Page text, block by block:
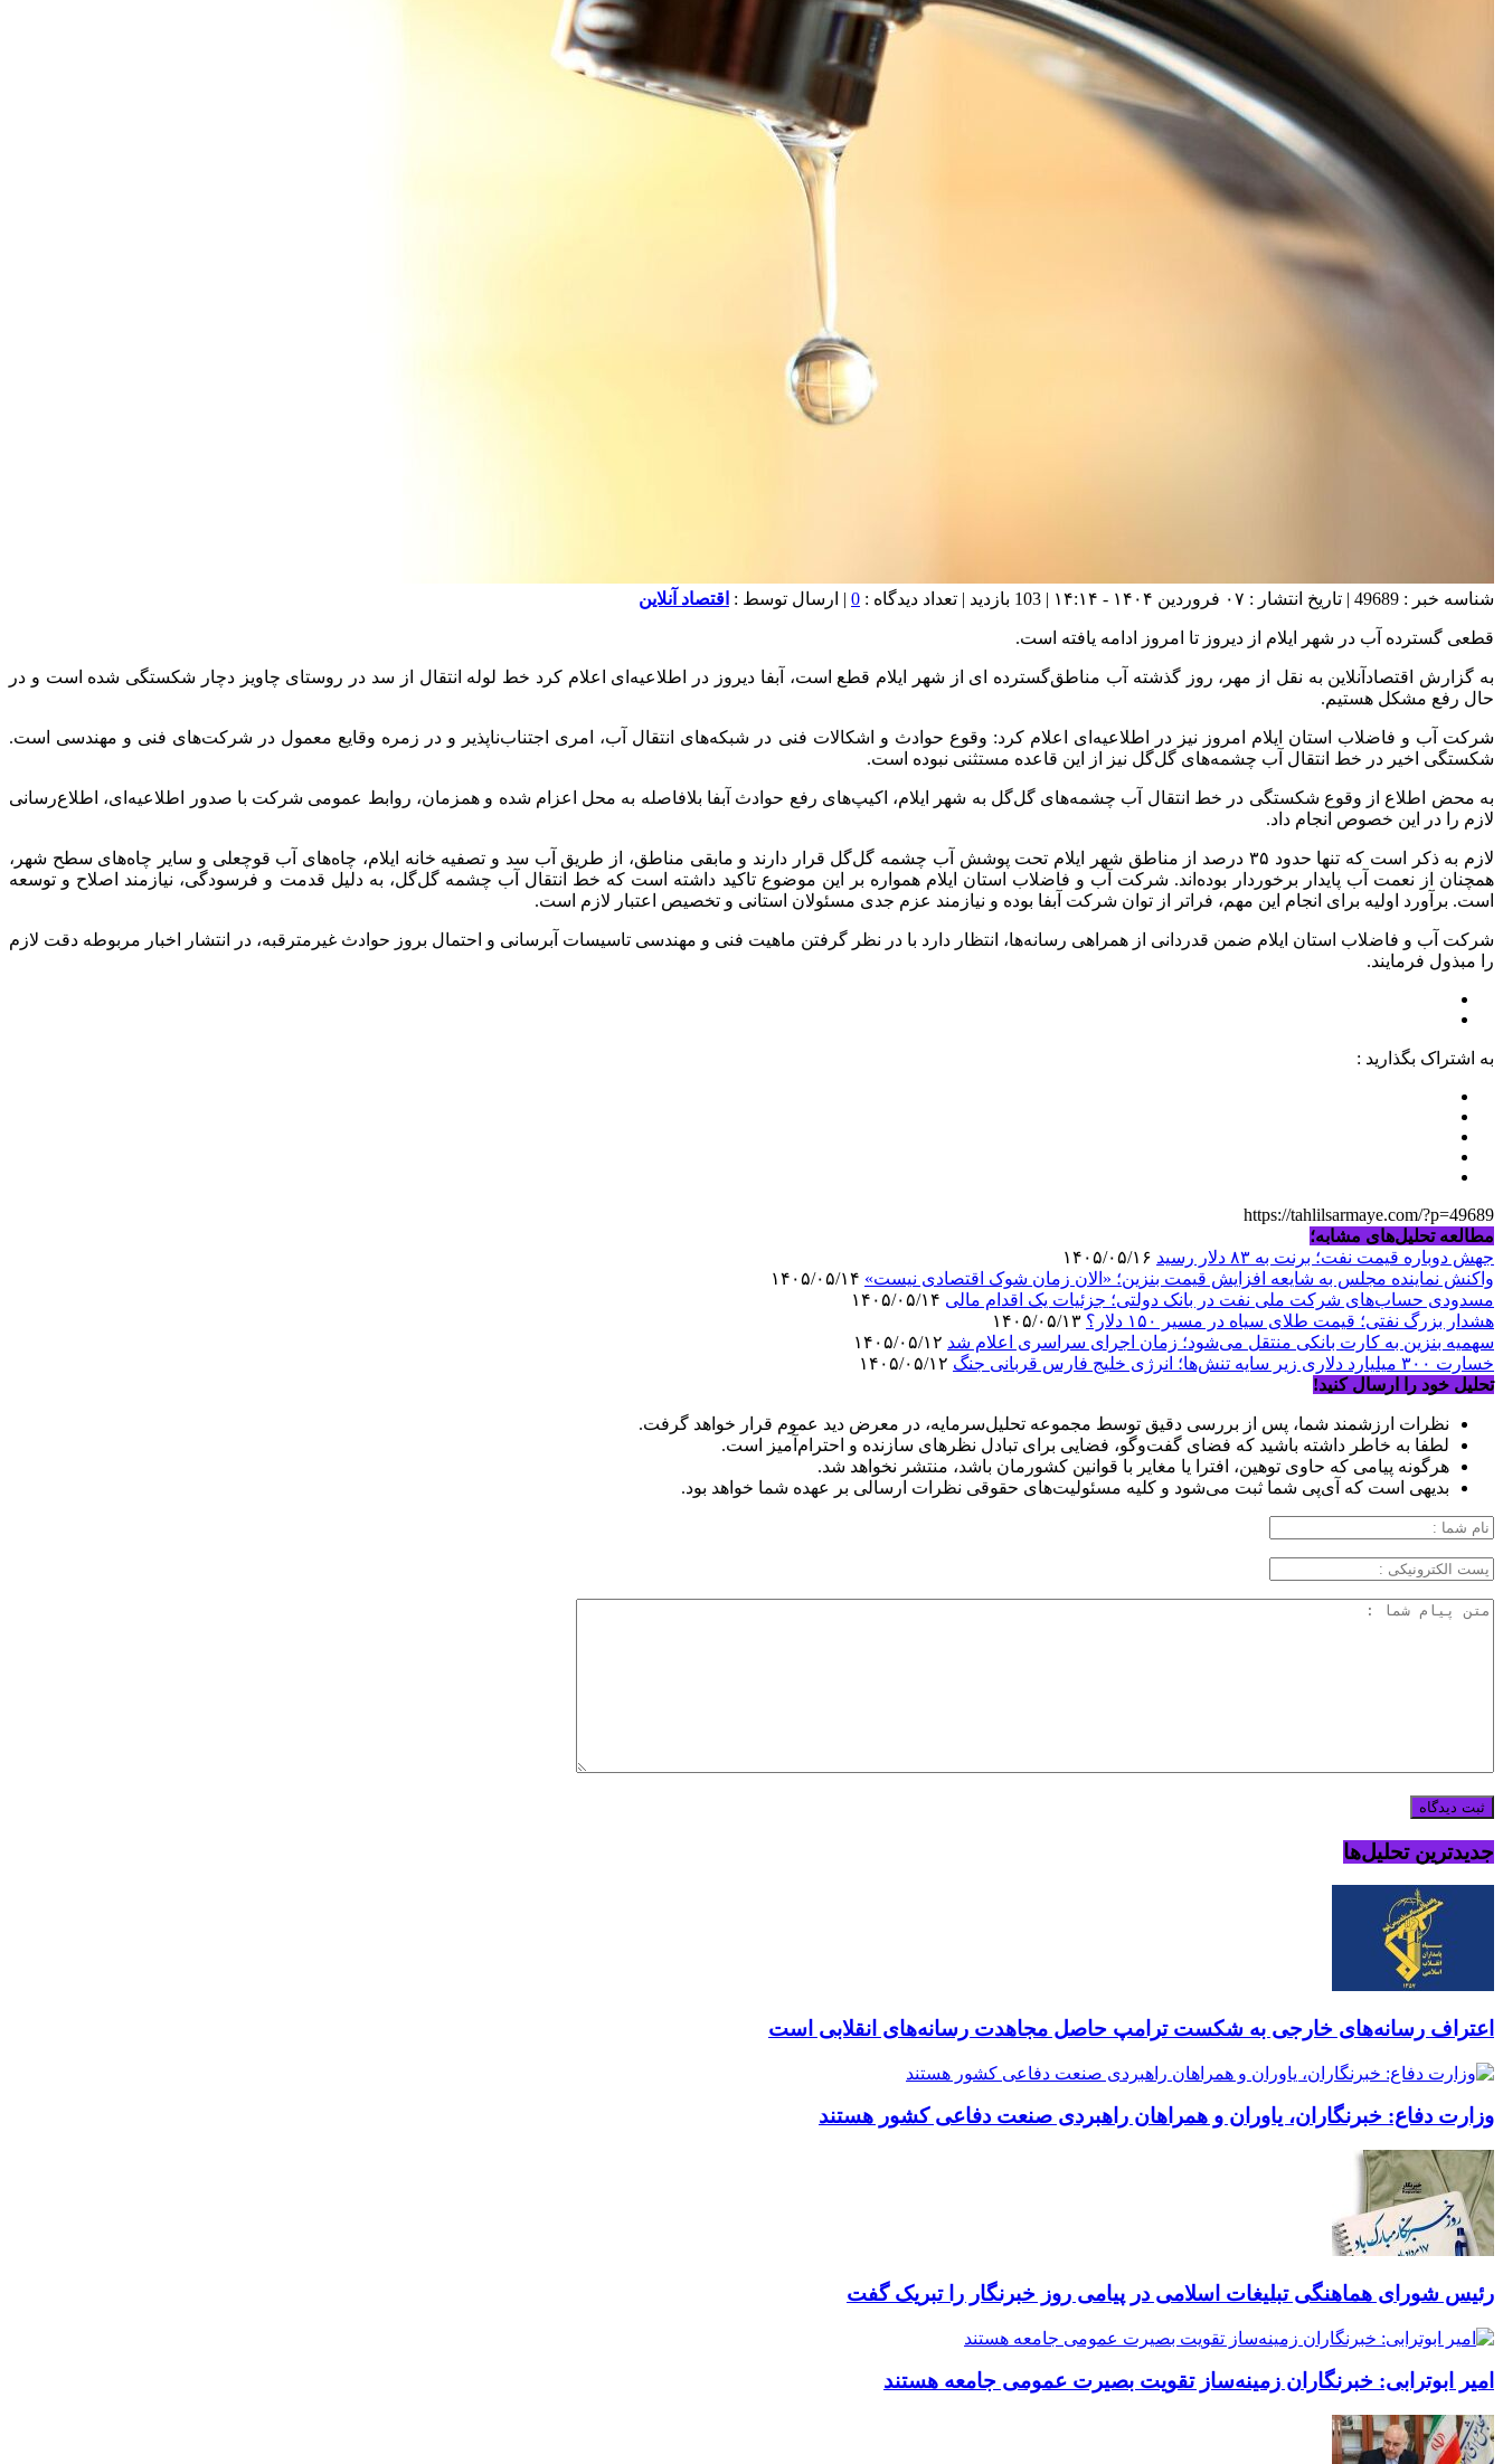
شناسه خبر : 49689 | تاریخ انتشار : ۰۷ فروردین ۱۴۰۴ - ۱۴:۱۴ | 103 بازدید | تعداد دیدگاه : 0 | ارسال توسط : اقتصاد آنلاین
قطعی گسترده آب در شهر ایلام از دیروز تا امروز ادامه یافته است.
به گزارش اقتصادآنلاین به نقل از مهر، روز گذشته آب مناطق‌گسترده ای از شهر ایلام قطع است، آبفا دیروز در اطلاعیه‌ای اعلام کرد خط لوله انتقال از سد در روستای چاویز دچار شکستگی شده است و در
حال رفع مشکل هستیم.
شرکت آب و فاضلاب استان ایلام امروز نیز در اطلاعیه‌ای اعلام کرد: وقوع حوادث و اشکالات فنی در شبکه‌های انتقال آب، امری اجتناب‌ناپذیر و در زمره وقایع معمول در شرکت‌های فنی و مهندسی است.
شکستگی اخیر در خط انتقال آب چشمه‌های گل‌گل نیز از این قاعده مستثنی نبوده است.
به محض اطلاع از وقوع شکستگی در خط انتقال آب چشمه‌های گل‌گل به شهر ایلام، اکیپ‌های رفع حوادث آبفا بلافاصله به محل اعزام شده و همزمان، روابط عمومی شرکت با صدور اطلاعیه‌ای، اطلاع‌رسانی
لازم را در این خصوص انجام داد.
لازم به ذکر است که تنها حدود ۳۵ درصد از مناطق شهر ایلام تحت پوشش آب چشمه گل‌گل قرار دارند و مابقی مناطق، از طریق آب سد و تصفیه خانه ایلام، چاه‌های آب قوچعلی و سایر چاه‌های سطح شهر،
همچنان از نعمت آب پایدار برخوردار بوده‌اند. شرکت آب و فاضلاب استان ایلام همواره بر این موضوع تاکید داشته است که خط انتقال آب چشمه گل‌گل، به دلیل قدمت و فرسودگی، نیازمند اصلاح و توسعه
است. برآورد اولیه برای انجام این مهم، فراتر از توان شرکت آبفا بوده و نیازمند عزم جدی مسئولان استانی و تخصیص اعتبار لازم است.
شرکت آب و فاضلاب استان ایلام ضمن قدردانی از همراهی رسانه‌ها، انتظار دارد با در نظر گرفتن ماهیت فنی و مهندسی تاسیسات آبرسانی و احتمال بروز حوادث غیرمترقبه، در انتشار اخبار مربوطه دقت لازم
را مبذول فرمایند.
به اشتراک بگذارید :
https://tahlilsarmaye.com/?p=49689
مطالعه تحلیل‌های مشابه؛
جهش دوباره قیمت نفت؛ برنت به ۸۳ دلار رسید
واکنش نماینده مجلس به شایعه افزایش قیمت بنزین؛ «الان زمان شوک اقتصادی نیست»
مسدودی حساب‌های شرکت ملی نفت در بانک دولتی؛ جزئیات یک اقدام مالی
هشدار بزرگ نفتی؛ قیمت طلای سیاه در مسیر ۱۵۰ دلار؟
سهمیه بنزین به کارت بانکی منتقل می‌شود؛ زمان اجرای سراسری اعلام شد
خسارت ۳۰۰ میلیارد دلاری زیر سایه تنش‌ها؛ انرژی خلیج فارس قربانی جنگ
تحلیل خود را ارسال کنید!
نظرات ارزشمند شما، پس از بررسی دقیق توسط مجموعه تحلیل‌سرمایه، در معرض دید عموم قرار خواهد گرفت.
لطفا به خاطر داشته باشید که فضای گفت‌وگو، فضایی برای تبادل نظرهای سازنده و احترام‌آمیز است.
هرگونه پیامی که حاوی توهین، افترا یا مغایر با قوانین کشورمان باشد، منتشر نخواهد شد.
بدیهی است که آی‌پی شما ثبت می‌شود و کلیه مسئولیت‌های حقوقی نظرات ارسالی بر عهده شما خواهد بود.
جدیدترین تحلیل‌ها
اعتراف رسانه‌های خارجی به شکست ترامپ حاصل مجاهدت رسانه‌های انقلابی است
وزارت دفاع: خبرنگاران، یاوران و همراهان راهبردی صنعت دفاعی کشور هستند
رئیس شورای هماهنگی تبلیغات اسلامی در پیامی روز خبرنگار را تبریک گفت
امیر ابوترابی: خبرنگاران زمینه‌ساز تقویت بصیرت عمومی جامعه هستند